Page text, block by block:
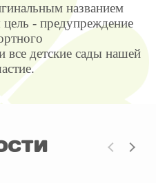
названием
- предупреждение
все детские сады нашей